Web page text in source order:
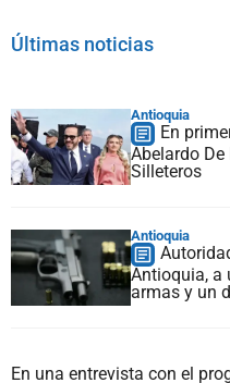
Últimas noticias
Antioquia
En
Abelardo
Silleteros
Antioquia
Antioquia, a
armas y un
En una entrevista con el